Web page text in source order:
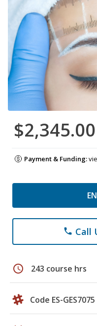
$2,345.00
Payment & Funding:
phone Call
schedule 243 course hrs
Code ES-GES7075